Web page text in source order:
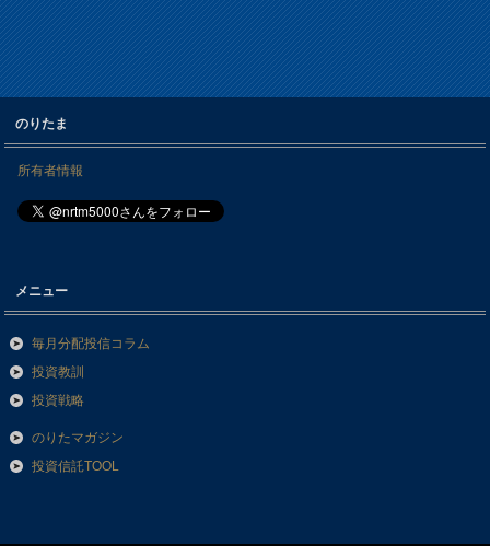
のりたま
所有者情報
メニュー
毎月分配投信コラム
投資教訓
投資戦略
のりたマガジン
投資信託TOOL